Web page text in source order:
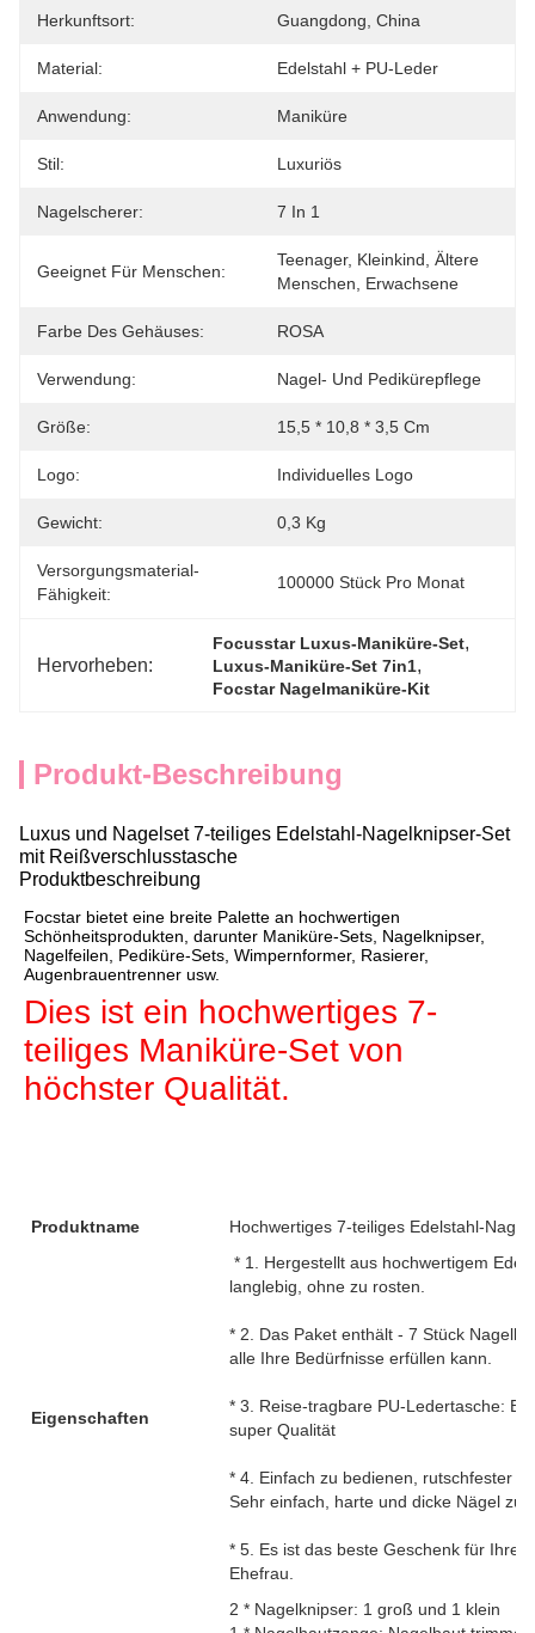
Herkunftsort: Guangdong, China
Material: Edelstahl + PU-Leder
Anwendung: Maniküre
Stil: Luxuriös
Nagelscherer: 7 In 1
Geeignet Für Menschen:
Teenager, Kleinkind, Ältere
Menschen, Erwachsene
Farbe Des Gehäuses: ROSA
Verwendung: Nagel- Und Pedikürepflege
Größe: 15,5 * 10,8 * 3,5 Cm
Logo: Individuelles Logo
Gewicht: 0,3 Kg
Versorgungsmaterial-
Fähigkeit:
100000 Stück Pro Monat
Hervorheben:
Focusstar Luxus-Maniküre-Set,
Luxus-Maniküre-Set 7in1,
Focstar Nagelmaniküre-Kit
Produkt-Beschreibung
Luxus und Nagelset 7-teiliges Edelstahl-Nagelknipser-Set
mit Reißverschlusstasche
Produktbeschreibung
Focstar bietet eine breite Palette an hochwertigen
Schönheitsprodukten, darunter Maniküre-Sets, Nagelknipser,
Nagelfeilen, Pediküre-Sets, Wimpernformer, Rasierer,
Augenbrauentrenner usw.
Dies ist ein hochwertiges 7-
teiliges Maniküre-Set von
höchster Qualität.
Produktname Hochwertiges 7-teiliges Edelstahl-
Eigenschaften
* 1. Hergestellt aus hochwertigem
langlebig, ohne zu rosten.
* 2. Das Paket enthält - 7 Stück
alle Ihre Bedürfnisse erfüllen kann.
* 3. Reise-tragbare PU-Ledertasche:
super Qualität
* 4. Einfach zu bedienen, rutschfester
Sehr einfach, harte und dicke Nägel zu
* 5. Es ist das beste Geschenk für Ihre
Ehefrau.
2 * Nagelknipser: 1 groß und 1 klein